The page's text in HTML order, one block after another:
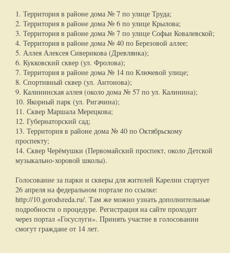
1. Территория в районе дома № 7 по улице Труда;
2. Территория в районе дома № 6 по улице Крылова;
3. Территория в районе дома № 7 по улице Софьи Ковалевской;
4. Территория в районе дома № 40 по Березовой аллее;
5. Аллея Алексея Сиверикова (Древлянка);
6. Кукковский сквер (ул. Фролова);
7. Территория в районе дома № 14 по Ключевой улице;
8. Спортивный сквер (ул. Антонова);
9. Калининская аллея (около дома № 57 по ул. Калинина);
10. Якорный парк (ул. Ригачина);
11. Сквер Маршала Мерецкова;
12. Губернаторский сад;
13. Территория в районе дома № 40 по Октябрьскому
проспекту;
14. Сквер Черёмушки (Первомайский проспект, около Детской
музыкально-хоровой школы).
Голосование за парки и скверы для жителей Карелии стартует
26 апреля на федеральном портале по ссылке:
http://10.gorodsreda.ru/. Там же можно узнать дополнительные
подробности о процедуре. Регистрация на сайте проходит
через портал «Госуслуги». Принять участие в голосовании
смогут граждане от 14 лет.